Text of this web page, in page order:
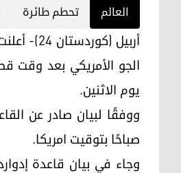
العالم تحطم طائرة
الجو الأمريكي بعد وقت
يوم الاثنين.
صباحًا بتوقیت امریکا.